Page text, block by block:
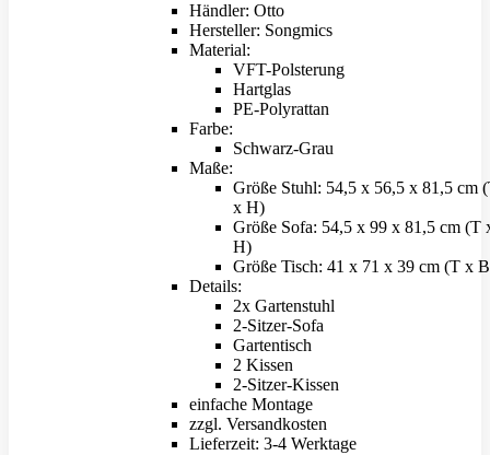
Händler: Otto
Hersteller: Songmics
Material:
VFT-Polsterung
Hartglas
PE-Polyrattan
Farbe:
Schwarz-Grau
Maße:
Größe Stuhl: 54,5 x 56,5 x 81,5 cm
x H)
Größe Sofa: 54,5 x 99 x 81,5 cm (T
H)
Größe Tisch: 41 x 71 x 39 cm (T x
Details:
2x Gartenstuhl
2-Sitzer-Sofa
Gartentisch
2 Kissen
2-Sitzer-Kissen
einfache Montage
zzgl. Versandkosten
Lieferzeit: 3-4 Werktage